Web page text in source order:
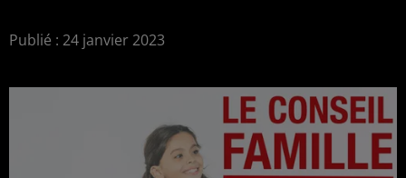
Publié : 24 janvier 2023